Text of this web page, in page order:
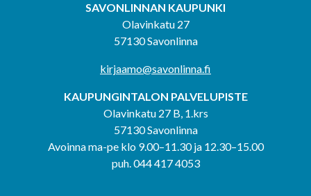
SAVONLINNAN KAUPUNKI
Olavinkatu 27
57130 Savonlinna
kirjaamo@savonlinna.fi
KAUPUNGINTALON PALVELUPISTE
Olavinkatu 27 B, 1.krs
57130 Savonlinna
Avoinna ma-pe klo 9.00–11.30 ja 12.30–15.00
puh. 044 417 4053